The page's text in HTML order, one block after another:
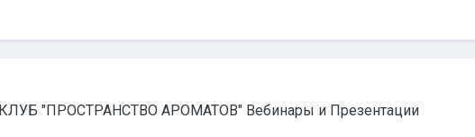
КЛУБ "ПРОСТРАНСТВО АРОМАТОВ" Вебинары и Презентации